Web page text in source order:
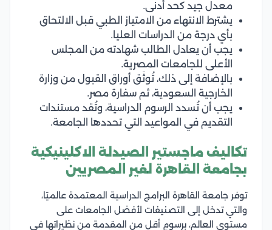
معدل جيد كحد أدنى.
يشترط الانتهاء من الامتياز الطبي قبل الالتحاق
بأي درجة من الدراسات العليا.
يجب أن يعادل الطالب شهادته من المجلس
الأعلى للجامعات المصرية.
بالإضافة إلى ذلك، تُوثَق أوراق القبول من وزارة
الخارجية السعودية، ثم سفارة مصر.
يجب أن تُسدد الرسوم الدراسية، وتُقد مستندات
التقديم في المواعيد التي تحددها الجامعة.
تكاليف ماجستير الصيدلة الاكلينيكية
بجامعة القاهرة لغير المصريين
توفر جامعة القاهرة البرامج الدراسية المعتمدة عالميًا،
والتي تدخل إلى التصنيفات لأفضل الجامعات على
مستوى العالم، برسومٍ أقل من المقدمة من نظيراتها في